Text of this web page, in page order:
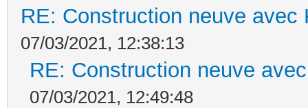
RE: Construction neuve avec
07/03/2021, 12:38:13
RE: Construction neuve
07/03/2021, 12:49:48